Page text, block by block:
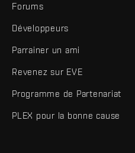
Forums
Développeurs
Parrainer un ami
Revenez sur EVE
Programme de Partenariat
PLEX pour la bonne cause